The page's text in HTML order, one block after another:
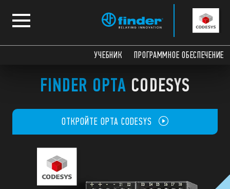
УЧЕБНИК ПРОГРАММНОЕ ОБЕСПЕЧЕНИЕ
FINDER OPTA CODESYS
ОТКРОЙТЕ OPTA CODESYS